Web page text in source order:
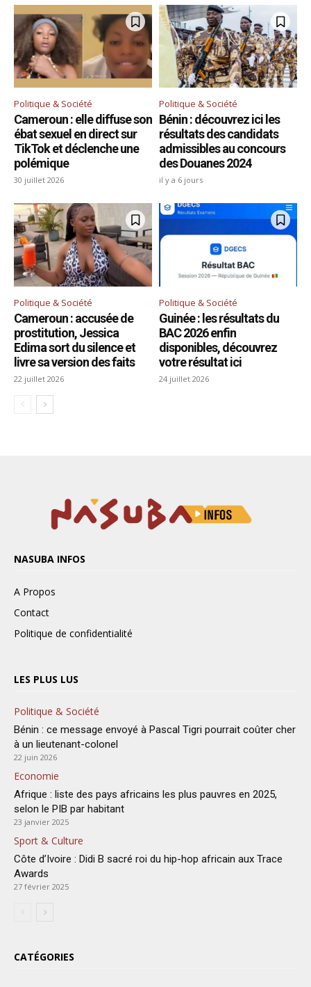
NASUBA INFOS
A Propos
Contact
Politique de confidentialité
LES PLUS LUS
Politique & Société
Bénin : ce message envoyé à Pascal Tigri pourrait coûter cher
à un lieutenant-colonel
22 juin 2026
Economie
Afrique : liste des pays africains les plus pauvres en 2025,
selon le PIB par habitant
23 janvier 2025
Sport & Culture
Côte d’Ivoire : Didi B sacré roi du hip-hop africain aux Trace
Awards
27 février 2025
CATÉGORIES